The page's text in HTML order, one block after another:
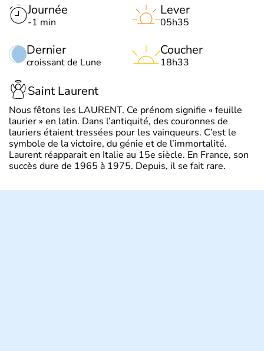
Journée
-1 min
Dernier
croissant de Lune
Lever
05h35
Coucher
18h33
Saint Laurent
Nous fêtons les LAURENT. Ce prénom signifie « feuille
laurier » en latin. Dans l’antiquité, des couronnes de
lauriers étaient tressées pour les vainqueurs. C’est le
symbole de la victoire, du génie et de l’immortalité.
Laurent réapparait en Italie au 15e siècle. En France, son
succès dure de 1965 à 1975. Depuis, il se fait rare.